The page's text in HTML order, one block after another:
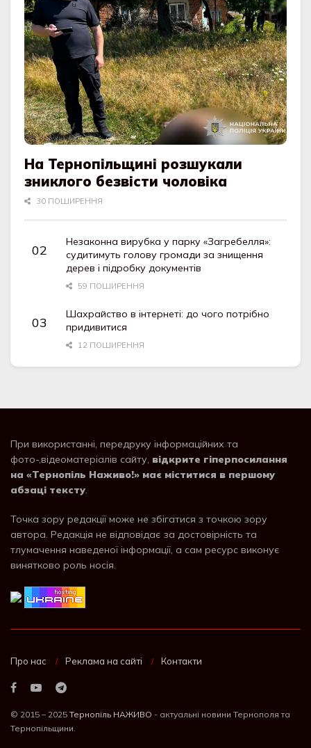
На Тернопільщині розшукали
зниклого безвісти чоловіка
30 ПОШИРЕННЯ
Незаконна вирубка у парку «Загребелля»:
судитимуть голову громади за знищення
дерев і підробку документів
59 ПОШИРЕННЯ
Шахрайство в інтернеті: до чого потрібно
придивитися
12 ПОШИРЕННЯ
При використанні, передруку інформаційних та
фото-,відеоматеріалів сайту, відкрите гіперпосилання
на «Тернопіль Наживо!» має міститися в першому
абзаці тексту.
Точка зору редакції може не збігатися з точкою зору
автора. Редакція не відповідає за достовірність та
тлумачення наведеної інформації, а сам ресурс виконує
винятково роль носія.
Про нас Реклама на сайті Контакти
© 2015 – 2025 Тернопіль НАЖИВО - актуальні новини Тернополя та
Тернопільщини.